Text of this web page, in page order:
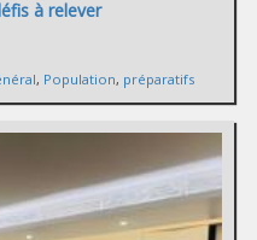
à relever
, Population, préparatifs